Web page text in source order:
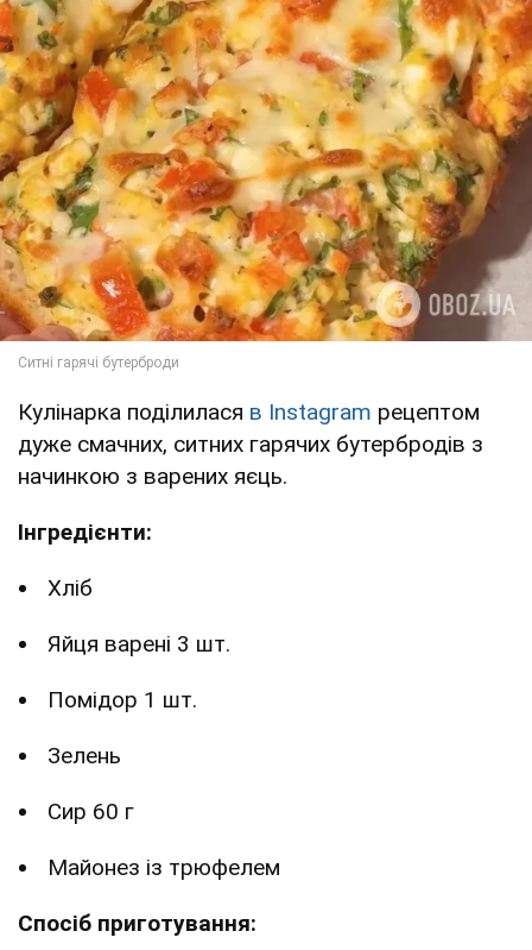
Кулінарка поділилася в Instagram рецептом
дуже смачних, ситних гарячих бутербродів з
начинкою з варених яєць.
Інгредієнти:
Хліб
Яйця варені 3 шт.
Помідор 1 шт.
Зелень
Сир 60 г
Майонез із трюфелем
Спосіб приготування: